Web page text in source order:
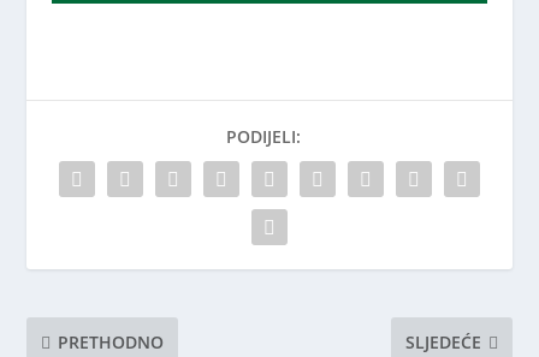
PODIJELI:
PRETHODNO SLJEDEĆE